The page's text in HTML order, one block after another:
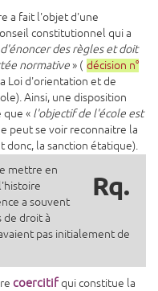
a fait l'objet d'une
constitutionnel qui a
des règles et doit
normative» ( décision n°
Loi d'orientation et de
Ainsi, une disposition
« l'objectif de l'école est
peut se voir reconnaitre la
la sanction étatique).
Rq.
mettre en
a souvent
de droit à
pas initialement de
coercitifqui constitue la